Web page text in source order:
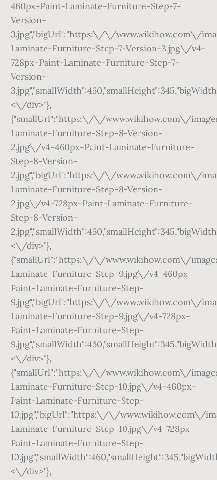
460px-Paint-Laminate-Furniture-Step-7-
Version-
3.jpg","bigUrl":"https:\/\/www.wikihow.com\/
Laminate-Furniture-Step-7-Version-3.jpg\/v4-
728px-Paint-Laminate-Furniture-Step-7-
Version-
<\/div>"},
{"smallUrl":"https:\/\/www.wikihow.com\/
Laminate-Furniture-Step-8-Version-
2.jpg\/v4-460px-Paint-Laminate-Furniture-
Step-8-Version-
2.jpg","bigUrl":"https:\/\/www.wikihow.com\/
Laminate-Furniture-Step-8-Version-
2.jpg\/v4-728px-Paint-Laminate-Furniture-
Step-8-Version-
<\/div>"},
{"smallUrl":"https:\/\/www.wikihow.com\/
Laminate-Furniture-Step-9.jpg\/v4-460px-
Paint-Laminate-Furniture-Step-
9.jpg","bigUrl":"https:\/\/www.wikihow.com\/
Laminate-Furniture-Step-9.jpg\/v4-728px-
Paint-Laminate-Furniture-Step-
<\/div>"},
{"smallUrl":"https:\/\/www.wikihow.com\/
Laminate-Furniture-Step-10.jpg\/v4-460px-
Paint-Laminate-Furniture-Step-
10.jpg","bigUrl":"https:\/\/
Laminate-Furniture-Step-10.jpg\/v4-728px-
Paint-Laminate-Furniture-Step-
<\/div>"},